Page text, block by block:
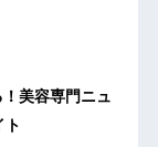
美容専門ニュ
ト